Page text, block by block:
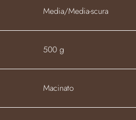
Media/Media-scura
500 g
Macinato